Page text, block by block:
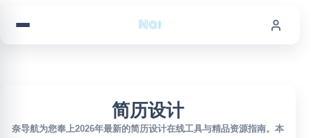
简历设计
奈导航为您奉上2026年最新的简历设计在线工具与精品资源指南。本